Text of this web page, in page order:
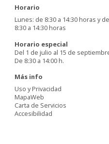
Horario
Lunes: de 8:30 a 14:30 horas y
8:30 a 14:30 horas
Horario especial
Del 1 de julio al 15 de
De 8:30 a 14:00 h.
Más info
Uso y Privacidad
MapaWeb
Carta de Servicios
Accesibilidad